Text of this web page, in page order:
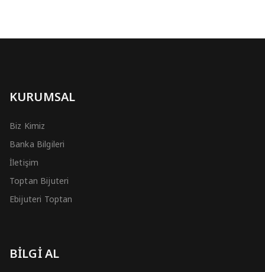
KURUMSAL
Biz Kimiz
Banka Bilgileri
İletişim
Toptan Bijuteri
Ebijuteri Toptan
BİLGİ AL